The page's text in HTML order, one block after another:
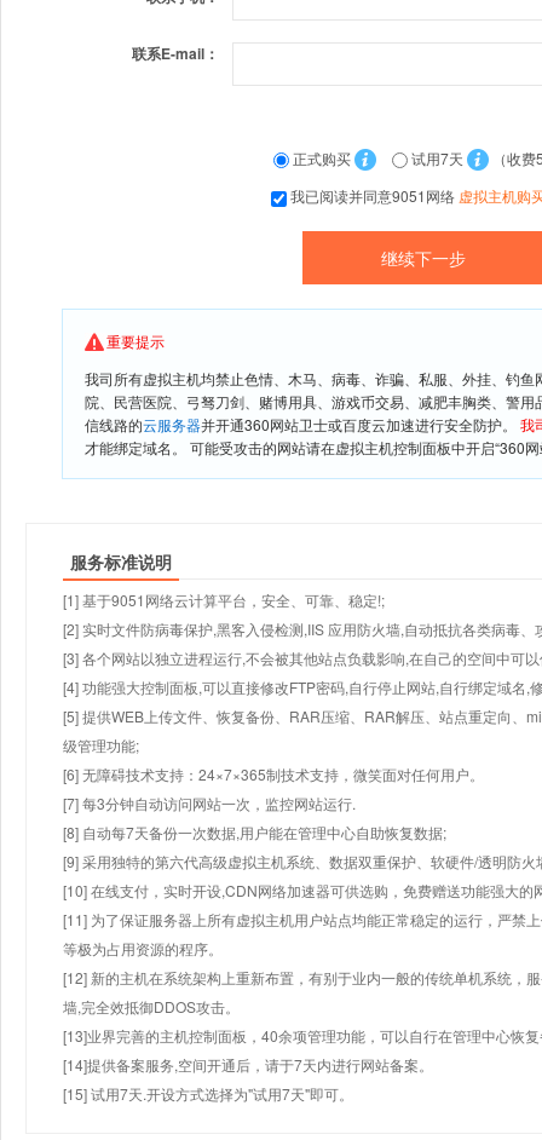
联系E-mail：
正式购买 试用7天
（收费
我已阅读并同意9051网络 虚拟主机购
重要提示
我司所有虚拟主机均禁止色情、木马、病毒、诈骗、私服、外挂、钓
院、民营医院、弓驽刀剑、赌博用具、游戏币交易、减肥丰胸类、警
信线路的云服务器并开通360网站卫士或百度云加速进行安全防护。 我
才能绑定域名。 可能受攻击的网站请在虚拟主机控制面板中开启“360
服务标准说明
[1] 基于9051网络云计算平台，安全、可靠、稳定!;
[2] 实时文件防病毒保护,黑客入侵检测,IIS 应用防火墙,自动抵抗各类病毒、
[3] 各个网站以独立进程运行,不会被其他站点负载影响,在自己的空间中可
[4] 功能强大控制面板,可以直接修改FTP密码,自行停止网站,自行绑定域名,
[5] 提供WEB上传文件、恢复备份、RAR压缩、RAR解压、站点重定向、
级管理功能;
[6] 无障碍技术支持：24×7×365制技术支持，微笑面对任何用户。
[7] 每3分钟自动访问网站一次，监控网站运行.
[8] 自动每7天备份一次数据,用户能在管理中心自助恢复数据;
[9] 采用独特的第六代高级虚拟主机系统、数据双重保护、软硬件/透明防火
[10] 在线支付，实时开设,CDN网络加速器可供选购，免费赠送功能强大
[11] 为了保证服务器上所有虚拟主机用户站点均能正常稳定的运行，严禁
等极为占用资源的程序。
[12] 新的主机在系统架构上重新布置，有别于业内一般的传统单机系统，
墙,完全效抵御DDOS攻击。
[13]业界完善的主机控制面板，40余项管理功能，可以自行在管理中心恢
[14]提供备案服务,空间开通后，请于7天内进行网站备案。
[15] 试用7天.开设方式选择为"试用7天"即可。